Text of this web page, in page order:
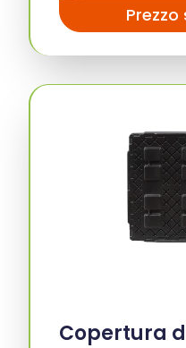
Copertura